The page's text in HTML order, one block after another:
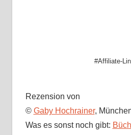
#Affiliate-
Rezension von
© Gaby Hochrainer,
Was es sonst noch gibt: